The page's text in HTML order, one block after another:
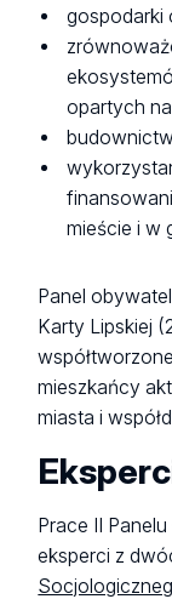
gospodarki
opartych
mieście i w
Panel
Karty Lipskiej
mieszkańcy
miasta i
Prace II
eksperci z